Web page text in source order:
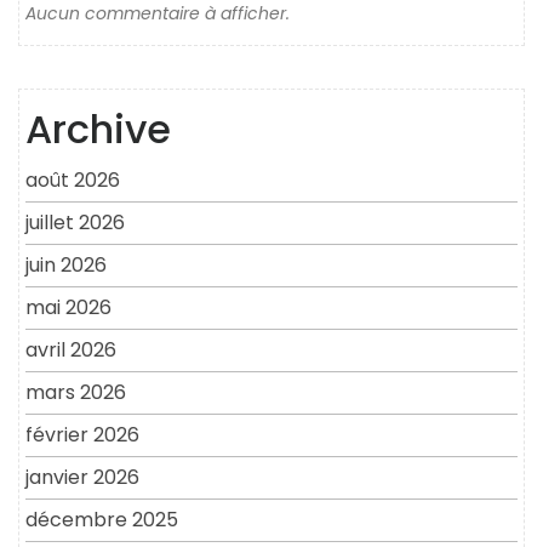
Aucun commentaire à afficher.
Archive
août 2026
juillet 2026
juin 2026
mai 2026
avril 2026
mars 2026
février 2026
janvier 2026
décembre 2025